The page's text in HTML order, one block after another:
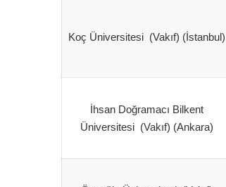
Koç Üniversitesi (Vakıf) (İstanbul)
İhsan Doğramacı Bilkent
Üniversitesi (Vakıf) (Ankara)